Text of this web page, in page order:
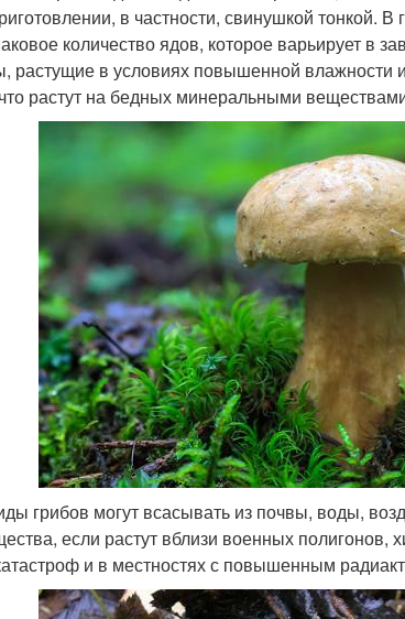
в частности, свинушкой тонкой. В
количество ядов, которое варьирует в
растущие в условиях повышенной влажности
растут на бедных минеральными
грибов могут всасывать из почвы, воды,
если растут вблизи военных полигонов,
и в местностях с повышенным